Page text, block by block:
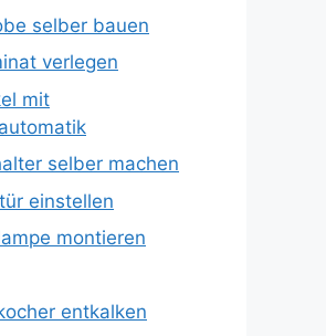
selber bauen
verlegen
mit
selber machen
einstellen
montieren
entkalken